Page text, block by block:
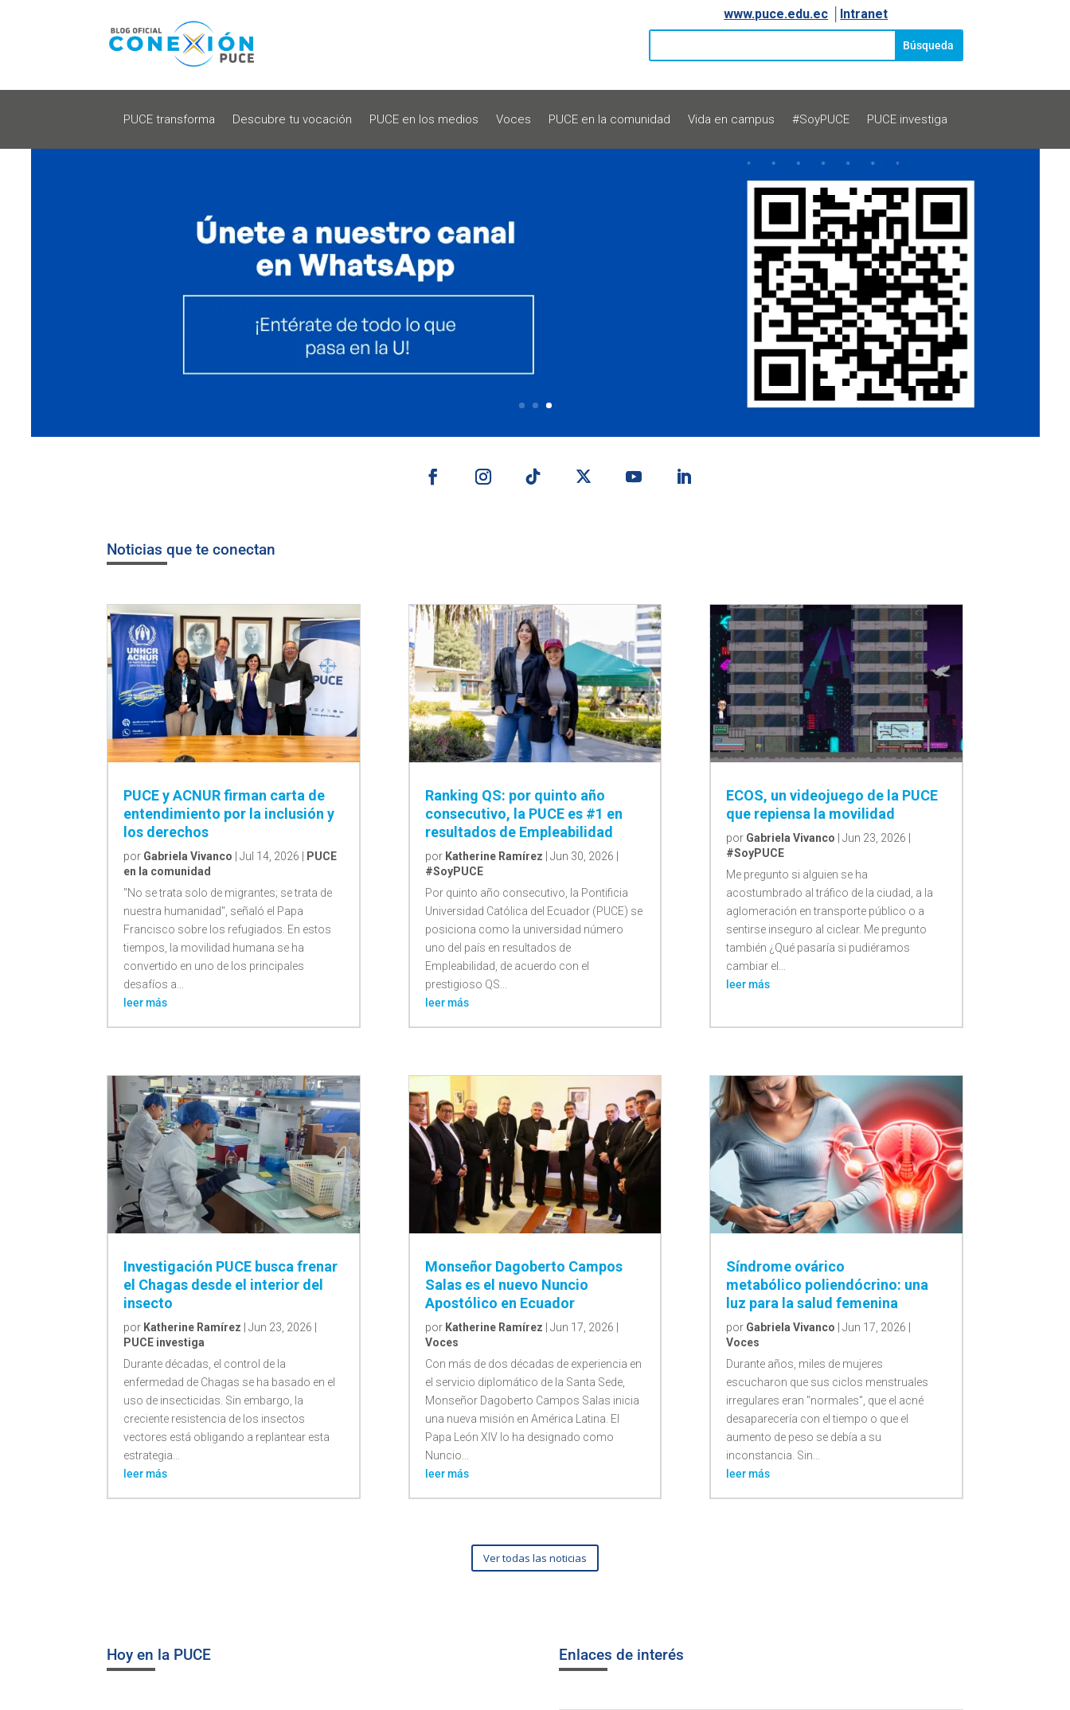
www.puce.edu.ec Intranet
PUCE transforma Descubre tu vocación PUCE en los medios Voces PUCE en la comunidad Vida en campus #SoyPUCE PUCE investiga
Noticias que te conectan
PUCE y ACNUR firman carta de
entendimiento por la inclusión y
los derechos
por Gabriela Vivanco |Jul 14, 2026
PUCE
en la comunidad
"No se trata solo de migrantes; se trata de
nuestra humanidad", señaló el Papa
Francisco sobre los refugiados. En estos
tiempos, la movilidad humana se ha
convertido en uno de los principales
desafíos a...
leer más
Investigación PUCE busca frenar
el Chagas desde el interior del
insecto
por Katherine Ramírez |Jun 23, 2026
PUCE investiga
Durante décadas, el control de la
enfermedad de Chagas se ha basado en el
uso de insecticidas. Sin embargo, la
creciente resistencia de los insectos
vectores está obligando a replantear esta
estrategia...
leer más
Ranking QS: por quinto año
consecutivo, la PUCE es #1 en
resultados de Empleabilidad
por Katherine Ramírez Jun 30, 2026
#SoyPUCE
Por quinto año consecutivo, la Pontificia
Universidad Católica del Ecuador (PUCE) se
posiciona como la universidad número
uno del país en resultados de
Empleabilidad, de acuerdo con el
prestigioso QS...
leer más
Monseñor Dagoberto Campos
Salas es el nuevo Nuncio
Apostólico en Ecuador
por Katherine Ramírez Jun 17, 2026
Voces
Con más de dos décadas de experiencia en
el servicio diplomático de la Santa Sede,
Monseñor Dagoberto Campos Salas inicia
una nueva misión en América Latina. El
Papa León XIV lo ha designado como
Nuncio...
leer más
ECOS, un videojuego de la PUCE
que repiensa la movilidad
por Gabriela Vivanco Jun 23, 2026
#SoyPUCE
Me pregunto si alguien se ha
acostumbrado al tráfico de la ciudad, a la
aglomeración en transporte público o a
sentirse inseguro al ciclear. Me pregunto
también ¿Qué pasaría si pudiéramos
cambiar el...
leer más
Síndrome ovárico
metabólico poliendócrino: una
luz para la salud femenina
por Gabriela Vivanco Jun 17, 2026
Voces
Durante años, miles de mujeres
escucharon que sus ciclos menstruales
irregulares eran "normales", que el acné
desaparecería con el tiempo o que el
aumento de peso se debía a su
inconstancia. Sin...
leer más
Ver todas las noticias
Hoy en la PUCE Enlaces de interés